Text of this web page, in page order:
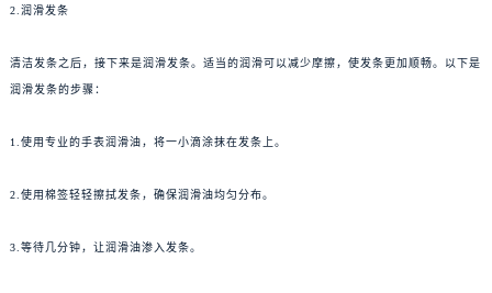
2.润滑发条
清洁发条之后，接下来是润滑发条。适当的润滑可以减少摩擦，使发条更加顺畅。以下是
润滑发条的步骤：
1.使用专业的手表润滑油，将一小滴涂抹在发条上。
2.使用棉签轻轻擦拭发条，确保润滑油均匀分布。
3.等待几分钟，让润滑油渗入发条。